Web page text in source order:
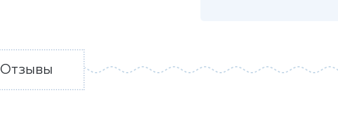
Отзывы